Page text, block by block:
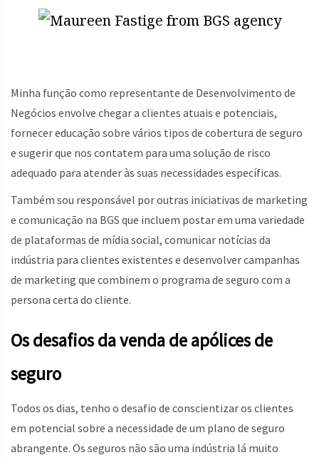
Minha função como representante de Desenvolvimento de
Negócios envolve chegar a clientes atuais e potenciais,
fornecer educação sobre vários tipos de cobertura de seguro
e sugerir que nos contatem para uma solução de risco
adequado para atender às suas necessidades específicas.
Também sou responsável por outras iniciativas de marketing
e comunicação na BGS que incluem postar em uma variedade
de plataformas de mídia social, comunicar notícias da
indústria para clientes existentes e desenvolver campanhas
de marketing que combinem o programa de seguro com a
persona certa do cliente.
Os desafios da venda de apólices de
seguro
Todos os dias, tenho o desafio de conscientizar os clientes
em potencial sobre a necessidade de um plano de seguro
abrangente. Os seguros não são uma indústria lá muito